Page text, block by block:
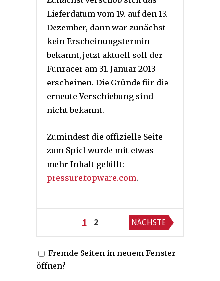
Lieferdatum vom 19. auf den 13.
Dezember, dann war zunächst
kein Erscheinungstermin
bekannt, jetzt aktuell soll der
Funracer am 31. Januar 2013
erscheinen. Die Gründe für die
erneute Verschiebung sind
nicht bekannt.
Zumindest die offizielle Seite
zum Spiel wurde mit etwas
mehr Inhalt gefüllt:
pressure.topware.com.
Seitennummerierung
der
Beiträge
1 2 NÄCHSTE
Fremde Seiten in neuem Fenster
öffnen?